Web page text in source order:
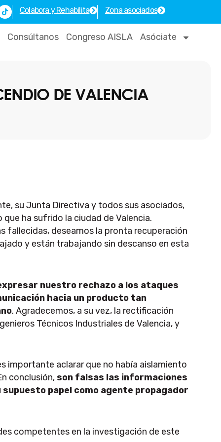
T
i
k
o
Colabora y Rehabilita Zona asociados
Consúltanos Congreso AISLA Asóciate
DE VALENCIA
su Junta Directiva y todos sus asociados,
ha sufrido la ciudad de Valencia.
fallecidas, deseamos la pronta recuperación
y están trabajando sin descanso en esta
nuestro rechazo a los ataques
hacia un producto tan
.Agradecemos, a su vez, la rectificación
Técnicos Industriales de Valencia, y
importante aclarar que no había aislamiento
conclusión,son falsas las informaciones
papel como agente propagador
competentes en la investigación de este